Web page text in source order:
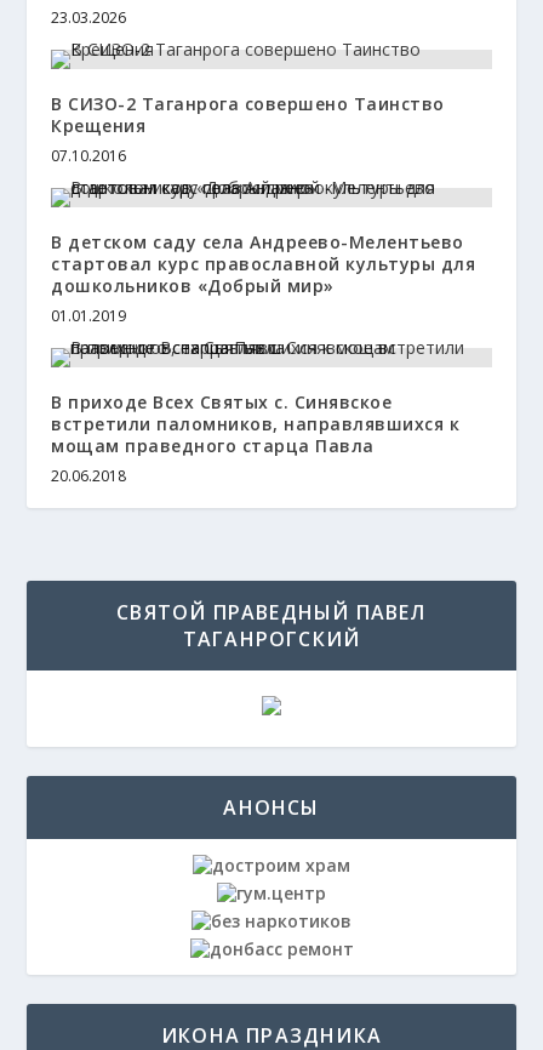
23.03.2026
В СИЗО-2 Таганрога совершено Таинство
Крещения
07.10.2016
В детском саду села Андреево-Мелентьево
стартовал курс православной культуры для
дошкольников «Добрый мир»
01.01.2019
В приходе Всех Святых с. Синявское
встретили паломников, направлявшихся к
мощам праведного старца Павла
20.06.2018
СВЯТОЙ ПРАВЕДНЫЙ ПАВЕЛ
ТАГАНРОГСКИЙ
АНОНСЫ
ИКОНА ПРАЗДНИКА